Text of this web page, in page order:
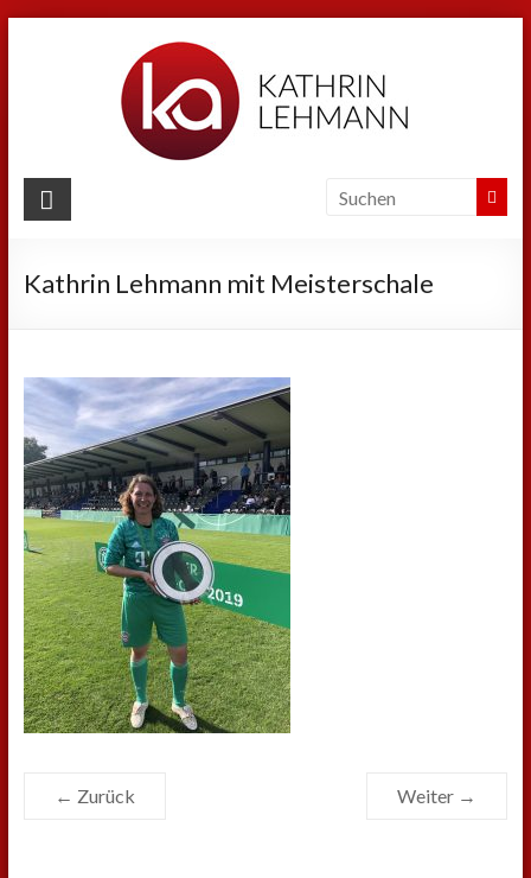
Kathrin
Sport
Privat
Kathrin Lehmann mit Meisterschale
← Zurück Weiter →